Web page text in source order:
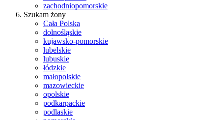
zachodniopomorskie
Szukam żony
Cała Polska
dolnośląskie
kujawsko-pomorskie
lubelskie
lubuskie
łódzkie
małopolskie
mazowieckie
opolskie
podkarpackie
podlaskie